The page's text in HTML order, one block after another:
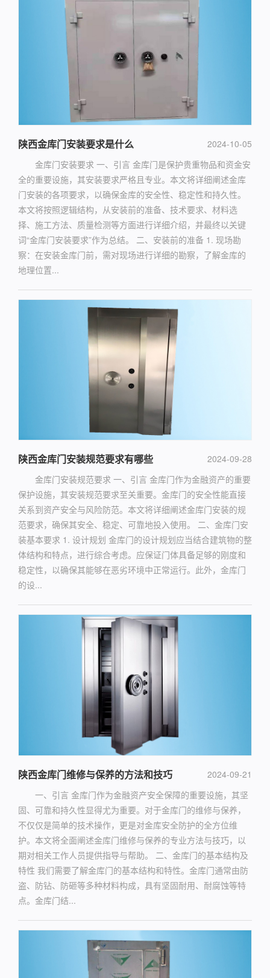
2024-10-05
陕西金库门安装要求是什么
金库门安装要求 一、引言 金库门是保护贵重物品和资金安
全的重要设施，其安装要求严格且专业。本文将详细阐述金库
门安装的各项要求，以确保金库的安全性、稳定性和持久性。
本文将按照逻辑结构，从安装前的准备、技术要求、材料选
择、施工方法、质量检测等方面进行详细介绍，并最终以关键
词“金库门安装要求”作为总结。 二、安装前的准备 1. 现场勘
察：在安装金库门前，需对现场进行详细的勘察，了解金库的
地理位置...
2024-09-28
陕西金库门安装规范要求有哪些
金库门安装规范要求 一、引言 金库门作为金融资产的重要
保护设施，其安装规范要求至关重要。金库门的安全性能直接
关系到资产安全与风险防范。本文将详细阐述金库门安装的规
范要求，确保其安全、稳定、可靠地投入使用。 二、金库门安
装基本要求 1. 设计规划 金库门的设计规划应当结合建筑物的整
体结构和特点，进行综合考虑。应保证门体具备足够的刚度和
稳定性，以确保其能够在恶劣环境中正常运行。此外，金库门
的设...
2024-09-21
陕西金库门维修与保养的方法和技巧
一、引言 金库门作为金融资产安全保障的重要设施，其坚
固、可靠和持久性显得尤为重要。对于金库门的维修与保养，
不仅仅是简单的技术操作，更是对金库安全防护的全方位维
护。本文将全面阐述金库门维修与保养的专业方法与技巧，以
期对相关工作人员提供指导与帮助。 二、金库门的基本结构及
特性 我们需要了解金库门的基本结构和特性。金库门通常由防
盗、防钻、防砸等多种材料构成，具有坚固耐用、耐腐蚀等特
点。金库门结...